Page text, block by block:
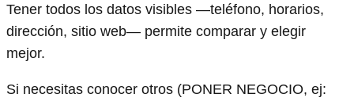
Tener todos los datos visibles —teléfono, horarios,
dirección, sitio web— permite comparar y elegir
mejor.
Si necesitas conocer otros (PONER NEGOCIO, ej: